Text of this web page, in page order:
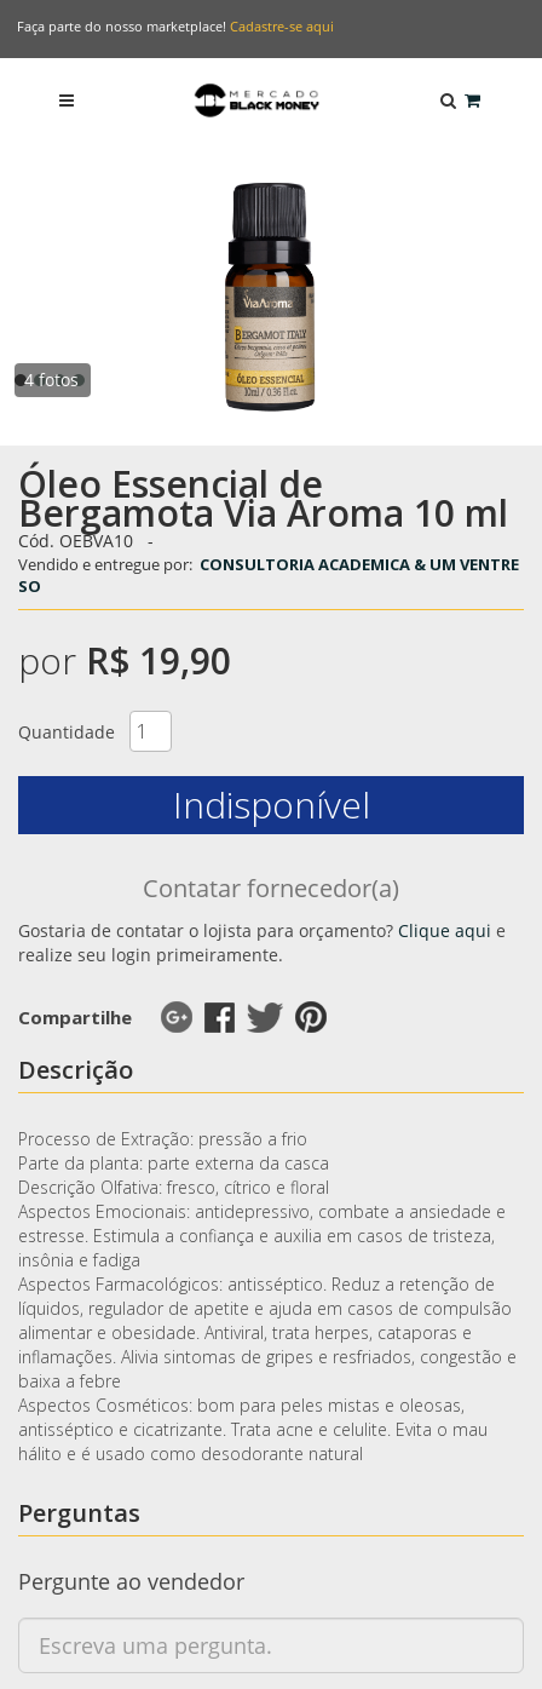
Faça parte do nosso marketplace! Cadastre-se aqui
4 fotos
Óleo Essencial de
Bergamota Via Aroma 10 ml
Cód. OEBVA10 -
Vendido e entregue por: CONSULTORIA ACADEMICA & UM VENTRE
SO
por R$ 19,90
Quantidade
Indisponível
Contatar fornecedor(a)
Gostaria de contatar o lojista para orçamento? Clique aqui e
realize seu login primeiramente.
Compartilhe
Descrição
Processo de Extração: pressão a frio
Parte da planta: parte externa da casca
Descrição Olfativa: fresco, cítrico e floral
Aspectos Emocionais: antidepressivo, combate a ansiedade e
estresse. Estimula a confiança e auxilia em casos de tristeza,
insônia e fadiga
Aspectos Farmacológicos: antisséptico. Reduz a retenção de
líquidos, regulador de apetite e ajuda em casos de compulsão
alimentar e obesidade. Antiviral, trata herpes, cataporas e
inflamações. Alivia sintomas de gripes e resfriados, congestão e
baixa a febre
Aspectos Cosméticos: bom para peles mistas e oleosas,
antisséptico e cicatrizante. Trata acne e celulite. Evita o mau
hálito e é usado como desodorante natural
Perguntas
Pergunte ao vendedor